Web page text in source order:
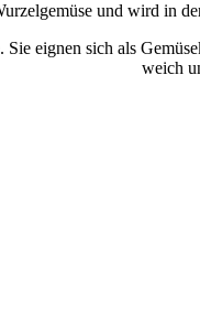
und wird in
Sie eignen sich als
weich